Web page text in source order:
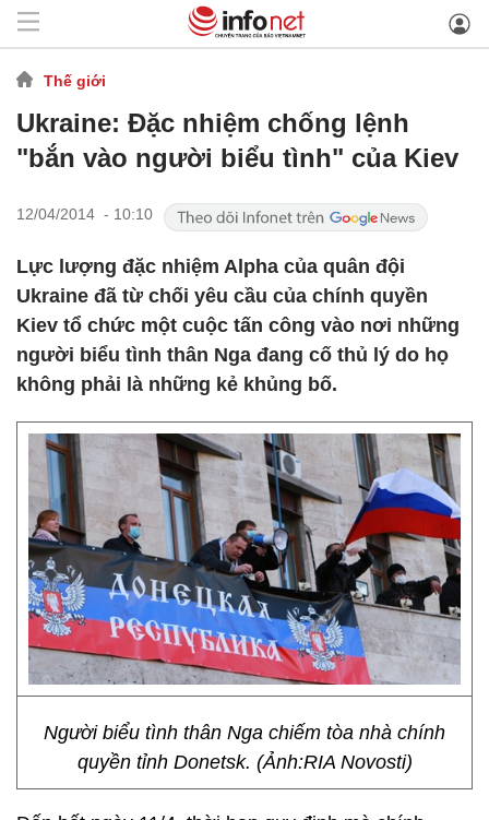
Thế giới
Ukraine: Đặc nhiệm chống lệnh
"bắn vào người biểu tình" của Kiev
12/04/2014 - 10:10
Lực lượng đặc nhiệm Alpha của quân đội
Ukraine đã từ chối yêu cầu của chính quyền
Kiev tổ chức một cuộc tấn công vào nơi những
người biểu tình thân Nga đang cố thủ lý do họ
không phải là những kẻ khủng bố.
Người biểu tình thân Nga chiếm tòa nhà chính
quyền tỉnh Donetsk. (Ảnh:RIA Novosti)